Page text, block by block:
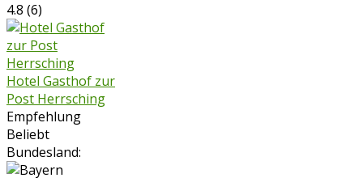
4.8 (6)
Hotel Gasthof zur
Post Herrsching
Empfehlung
Beliebt
Bundesland: